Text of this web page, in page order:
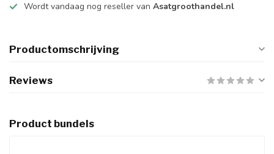
Wordt vandaag nog reseller van Asatgroothandel.nl
Productomschrijving
Reviews
Product bundels